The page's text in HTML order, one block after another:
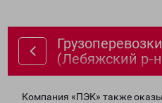
(Лебяжский р-
Компания «ПЭК» также